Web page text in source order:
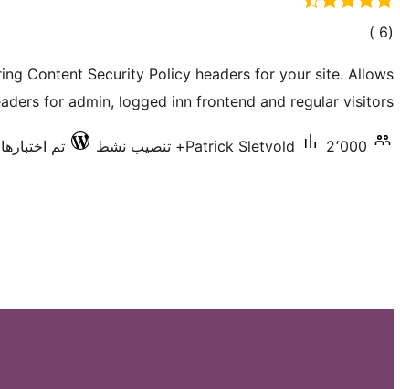
(6
إجمالي)
Content Security Policy headers for your site. Allows
for admin, logged inn frontend and regular visitors
Patrick Sletvold 2٬000+ تنصيب نشط تم اختبارها مع